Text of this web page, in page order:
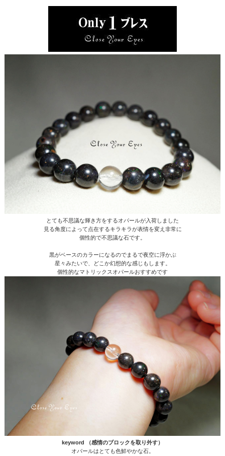
とても不思議な輝き方をするオパールが入荷しました
見る角度によって点在するキラキラが表情を変え非常に
個性的で不思議な石です。
黒がベースのカラーになるのでまるで夜空に浮かぶ
星々みたいで、どこか幻想的な感じもします。
個性的なマトリックスオパールおすすめです
keyword （感情のブロックを取り外す）
オパールはとても色鮮やかな石。